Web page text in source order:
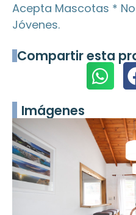
Acepta Mascotas *
Jóvenes.
Compartir esta
Imágenes